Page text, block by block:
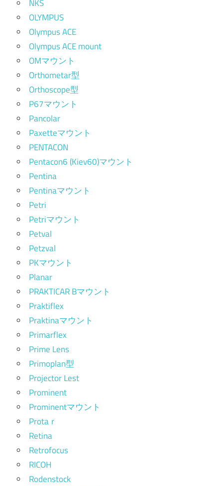
NKS
OLYMPUS
Olympus ACE
Olympus ACE mount
OMマウント
Orthometar型
Orthoscope型
P67マウント
Pancolar
Paxetteマウント
PENTACON
Pentacon6 (Kiev60)マウント
Pentina
Pentinaマウント
Petri
Petriマウント
Petval
Petzval
PKマウント
Planar
PRAKTICAR Bマウント
Praktiflex
Praktinaマウント
Primarflex
Prime Lens
Primoplan型
Projector Lest
Prominent
Prominentマウント
Protaｒ
Retina
Retrofocus
RICOH
Rodenstock